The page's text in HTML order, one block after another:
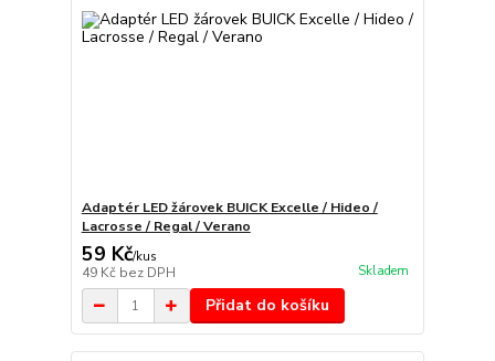
Adaptér LED žárovek BUICK Excelle / Hideo /
Lacrosse / Regal / Verano
59 Kč/kus
49 Kč bez DPH Skladem
Přidat do košíku